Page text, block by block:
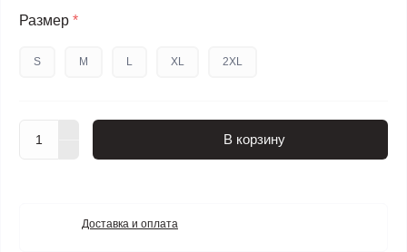
Размер *
S M L XL 2XL
В корзину
Доставка и оплата